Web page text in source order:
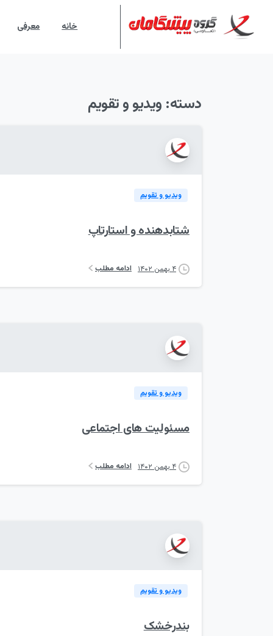
خانه معرفی
دسته: ویدیو و تقویم
ویدیو و تقویم
شتابدهنده و استارتاپ
۴ بهمن ۱۴۰۲ ادامه مطلب
ویدیو و تقویم
مسئولیت های اجتماعی
۴ بهمن ۱۴۰۲ ادامه مطلب
ویدیو و تقویم
بندرخشک